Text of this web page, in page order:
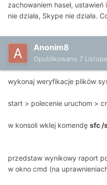
zachowaniem haseł,
nie działa, Skype nie działa.
Anonim8
Opublikowano 7
wykonaj weryfikacje plików
start > polecenie uruchom >
w konsoli wklej komendę sfc /
przedstaw wynikowy raport
w okno cmd (na